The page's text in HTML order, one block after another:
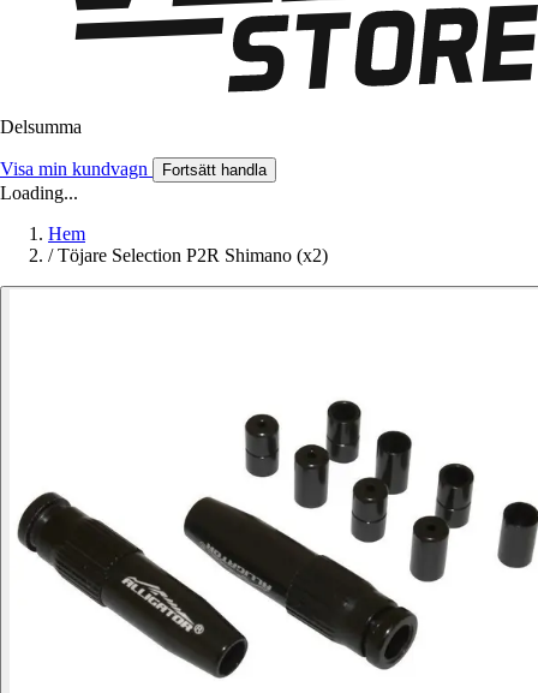
Delsumma
Visa min kundvagn Fortsätt handla
Loading...
Hem
/ Töjare Selection P2R Shimano (x2)